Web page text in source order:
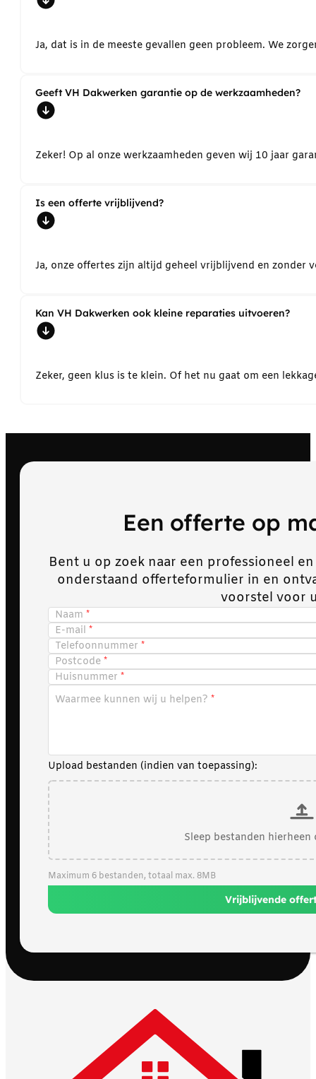
Ja, dat is in de meeste gevallen geen probleem. We
Geeft VH Dakwerken garantie op de werkzaamheden?
Zeker! Op al onze werkzaamheden geven wij 10 jaar
Is een offerte vrijblijvend?
Ja, onze offertes zijn altijd geheel vrijblijvend en
Kan VH Dakwerken ook kleine reparaties uitvoeren?
Zeker, geen klus is te klein. Of het nu gaat om een
Een offerte op
Bent u op zoek naar een professioneel
onderstaand offerteformulier in en
voorstel voor
Naam
E-mail
Telefoonnummer
Postcode
Huisnummer
Waarmee kunnen wij u helpen?
Upload bestanden (indien van toepassing):
Sleep bestanden
Maximum 6 bestanden, totaal max. 8MB
Vrijblijvende